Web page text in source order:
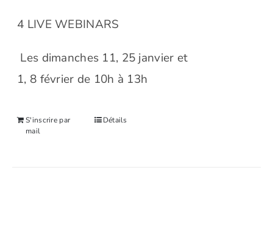
4 LIVE WEBINARS
Les dimanches 11, 25 janvier et
1, 8 février de 10h à 13h
S'inscrire par
mail
Détails